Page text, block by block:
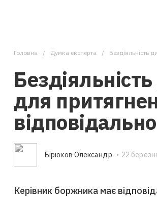
Головна Думка експерта Бездіяльність
для
Бірюков Олександр • 22
Керівник боржника має